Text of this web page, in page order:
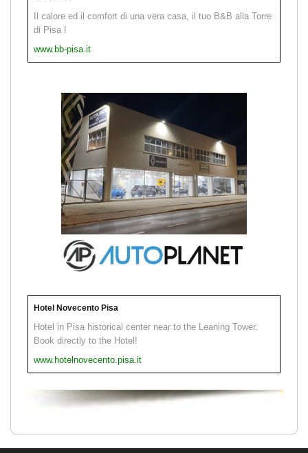
Il calore ed il comfort di una vera casa, il tuo B&B alla Torre
di Pisa !
www.bb-pisa.it
Hotel Novecento Pisa
Hotel in Pisa historical center near to the Leaning Tower.
Book directly to the Hotel!
www.hotelnovecento.pisa.it